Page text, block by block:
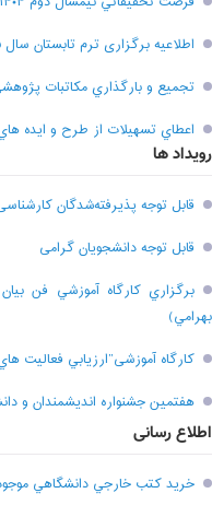
اطلاعیه برگزاری ترم تابستان سال ۱۴۰۵ دانشگاه حکیم سبزواری
تجميع و بارگذاري مکاتبات
اعطاي تسهيلات از طرح و ايده
رویداد ها
قابل توجه پذیرفته‌شدگان کارشناسی ارشد سال ۱۴۰۴
قابل توجه دانشجویان گرامی
بهرامي)
کارگاه آموزشی”ارزيابي فعاليت
هفتمين جشنواره انديشمندان و
اطلاع رسانی
خريد کتب خارجي دانشگاهي